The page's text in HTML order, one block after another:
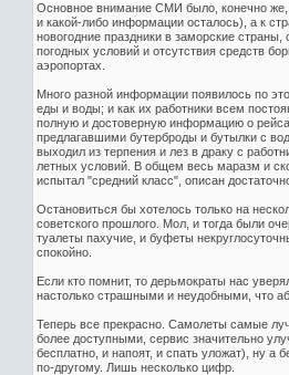
Основное внимание СМИ было, конечно же,
и какой-либо информации осталось), а к
новогодние праздники в заморские
погодных условий и отсутствия средств
аэропортах.
Много разной информации появилось по
еды и воды; и как их работники всем
полную и достоверную информацию о
предлагавшими бутерброды и бутылки с
выходил из терпения и лез в драку с
летных условий. В общем весь маразм и
испытал "средний класс", описан
Остановиться бы хотелось только на
советского прошлого. Мол, и тогда были
туалеты пахучие, и буфеты
спокойно.
Если кто помнит, то дерьмократы нас
настолько страшными и неудобными, что
Теперь все прекрасно. Самолеты самые
более доступными, сервис значительно
бесплатно, и напоят, и спать уложат), ну а
по-другому. Лишь несколько цифр.